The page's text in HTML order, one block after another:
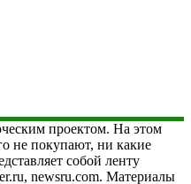
проектом. На этом
не покупают, ни какие
собой ленту
newsru.com. Материалы